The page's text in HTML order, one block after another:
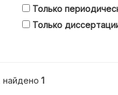
Только
Только
, найдено 1